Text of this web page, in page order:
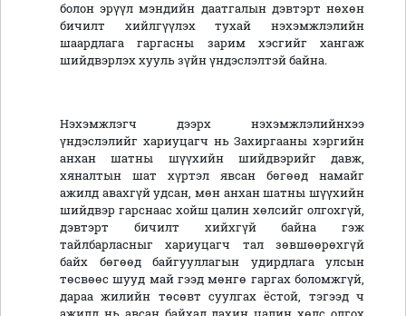
болон эрүүл мэндийн даатгалын дэвтэрт нөхөн
бичилт хийлгүүлэх тухай нэхэмжлэлийн
шаардлага гаргасны зарим хэсгийг хангаж
шийдвэрлэх хууль зүйн үндэслэлтэй байна.
Нэхэмжлэгч дээрх нэхэмжлэлийнхээ
үндэслэлийг хариуцагч нь Захиргааны хэргийн
анхан шатны шүүхийн шийдвэрийг давж,
хяналтын шат хүртэл явсан бөгөөд намайг
ажилд авахгүй удсан, мөн анхан шатны шүүхийн
шийдвэр гарснаас хойш цалин хөлсийг олгохгүй,
дэвтэрт бичилт хийхгүй байна гэж
тайлбарласныг хариуцагч тал зөвшөөрөхгүй
байх бөгөөд байгууллагын удирдлага улсын
төсвөөс шууд май гээд мөнгө гаргах боломжгүй,
дараа жилийн төсөвт суулгах ёстой, тэгээд ч